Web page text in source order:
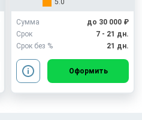
5.0
Сумма
до 30 000 ₽
Срок
7 - 21 дн.
Срок без %
21 дн.
Оформить